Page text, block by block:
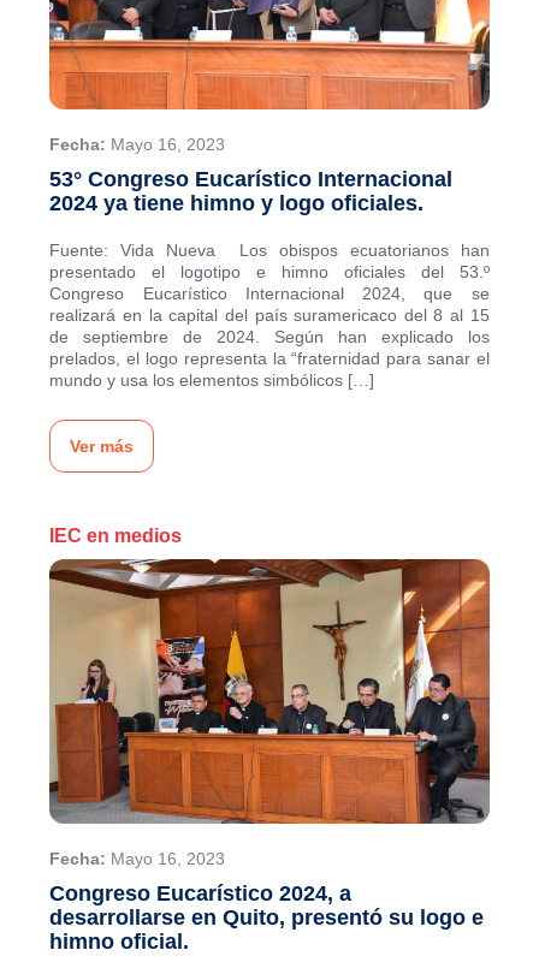
Fecha: Mayo 16, 2023
53° Congreso Eucarístico Internacional
2024 ya tiene himno y logo oficiales.
Fuente: Vida Nueva Los obispos ecuatorianos han
presentado el logotipo e himno oficiales del 53.º
Congreso Eucarístico Internacional 2024, que se
realizará en la capital del país suramericaco del 8 al 15
de septiembre de 2024. Según han explicado los
prelados, el logo representa la “fraternidad para sanar el
mundo y usa los elementos simbólicos […]
Ver más
IEC en medios
Fecha: Mayo 16, 2023
Congreso Eucarístico 2024, a
desarrollarse en Quito, presentó su logo e
himno oficial.